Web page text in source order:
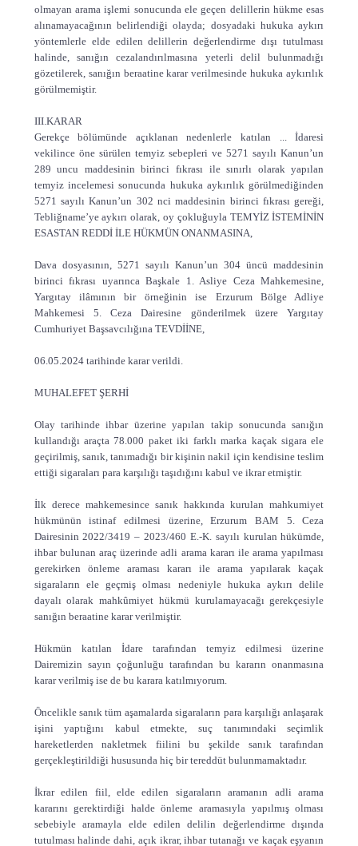
olmayan arama işlemi sonucunda ele geçen delillerin hükme esas
alınamayacağının belirlendiği olayda; dosyadaki hukuka aykırı
yöntemlerle elde edilen delillerin değerlendirme dışı tutulması
halinde, sanığın cezalandırılmasına yeterli delil bulunmadığı
gözetilerek, sanığın beraatine karar verilmesinde hukuka aykırılık
görülmemiştir.
III.KARAR
Gerekçe bölümünde açıklanan nedenlerle katılan ... İdaresi
vekilince öne sürülen temyiz sebepleri ve 5271 sayılı Kanun’un
289 uncu maddesinin birinci fıkrası ile sınırlı olarak yapılan
temyiz incelemesi sonucunda hukuka aykırılık görülmediğinden
5271 sayılı Kanun’un 302 nci maddesinin birinci fıkrası gereği,
Tebliğname’ye aykırı olarak, oy çokluğuyla TEMYİZ İSTEMİNİN
ESASTAN REDDİ İLE HÜKMÜN ONANMASINA,
Dava dosyasının, 5271 sayılı Kanun’un 304 üncü maddesinin
birinci fıkrası uyarınca Başkale 1. Asliye Ceza Mahkemesine,
Yargıtay ilâmının bir örneğinin ise Erzurum Bölge Adliye
Mahkemesi 5. Ceza Dairesine gönderilmek üzere Yargıtay
Cumhuriyet Başsavcılığına TEVDİİNE,
06.05.2024 tarihinde karar verildi.
MUHALEFET ŞERHİ
Olay tarihinde ihbar üzerine yapılan takip sonucunda sanığın
kullandığı araçta 78.000 paket iki farklı marka kaçak sigara ele
geçirilmiş, sanık, tanımadığı bir kişinin nakil için kendisine teslim
ettiği sigaraları para karşılığı taşıdığını kabul ve ikrar etmiştir.
İlk derece mahkemesince sanık hakkında kurulan mahkumiyet
hükmünün istinaf edilmesi üzerine, Erzurum BAM 5. Ceza
Dairesinin 2022/3419 – 2023/460 E.-K. sayılı kurulan hükümde,
ihbar bulunan araç üzerinde adli arama kararı ile arama yapılması
gerekirken önleme araması kararı ile arama yapılarak kaçak
sigaraların ele geçmiş olması nedeniyle hukuka aykırı delile
dayalı olarak mahkûmiyet hükmü kurulamayacağı gerekçesiyle
sanığın beraatine karar verilmiştir.
Hükmün katılan İdare tarafından temyiz edilmesi üzerine
Dairemizin sayın çoğunluğu tarafından bu kararın onanmasına
karar verilmiş ise de bu karara katılmıyorum.
Öncelikle sanık tüm aşamalarda sigaraların para karşılığı anlaşarak
işini yaptığını kabul etmekte, suç tanımındaki seçimlik
hareketlerden nakletmek fiilini bu şekilde sanık tarafından
gerçekleştirildiği hususunda hiç bir tereddüt bulunmamaktadır.
İkrar edilen fiil, elde edilen sigaraların aramanın adli arama
kararını gerektirdiği halde önleme aramasıyla yapılmış olması
sebebiyle aramayla elde edilen delilin değerlendirme dışında
tutulması halinde dahi, açık ikrar, ihbar tutanağı ve kaçak eşyanın